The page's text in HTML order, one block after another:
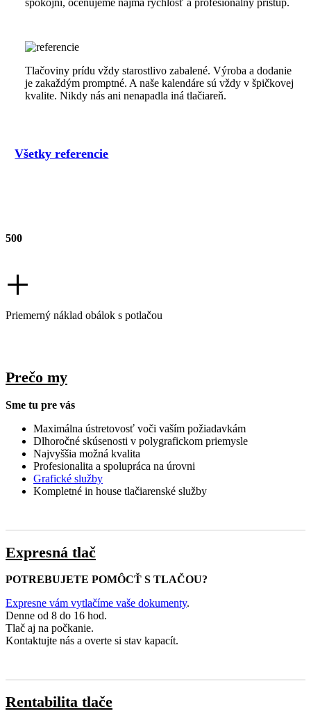
spokojní, oceňujeme najmä rýchlosť a profesionálny prístup.
Tlačoviny prídu vždy starostlivo zabalené. Výroba a dodanie
je zakaždým promptné. A naše kalendáre sú vždy v špičkovej
kvalite. Nikdy nás ani nenapadla iná tlačiareň.
Všetky referencie
500
+
Priemerný náklad obálok s potlačou
Prečo my
Sme tu pre vás
Maximálna ústretovosť voči vaším požiadavkám
Dlhoročné skúsenosti v polygrafickom priemysle
Najvyššia možná kvalita
Profesionalita a spolupráca na úrovni
Grafické služby
Kompletné in house tlačiarenské služby
Expresná tlač
POTREBUJETE POMÔCŤ S TLAČOU?
Expresne vám vytlačíme vaše dokumenty.
Denne od 8 do 16 hod.
Tlač aj na počkanie.
Kontaktujte nás a overte si stav kapacít.
Rentabilita tlače